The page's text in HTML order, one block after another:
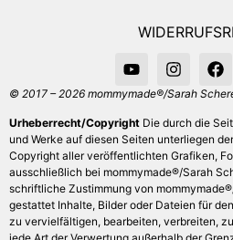
© 2017 – 2026 mommymade®/Sarah
Urheberrecht/Copyright Die durch die
und Werke auf diesen Seiten unterliegen
Copyright aller veröffentlichten Grafiken,
ausschließlich bei mommymade®/Sarah
schriftliche Zustimmung von
gestattet Inhalte, Bilder oder Dateien für
zu vervielfältigen, bearbeiten, verbreiten,